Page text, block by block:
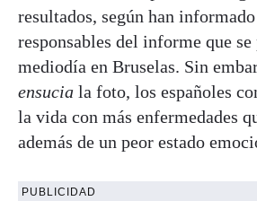
resultados, según han
responsables del informe que se
mediodía en Bruselas. Sin
ensucia la foto, los españoles
la vida con más enfermedades
además de un peor estado
PUBLICIDAD